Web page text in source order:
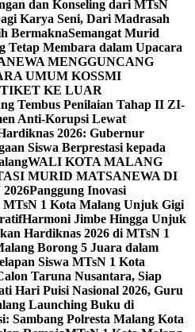
dan Konseling dari MTsN
Karya Seni, Dari Madrasah
BermaknaSemangat Murid
Tetap Membara dalam Upacara
MENGGUNCANG
UMUM KOSSMI
TIKET KE LUAR
Tembus Penilaian Tahap II ZI-
Anti-Korupsi Lewat
2026: Gubernur
Siswa Berprestasi kepada
WALI KOTA MALANG
MURID MATSANEWA DI
Panggung Inovasi
1 Kota Malang Unjuk Gigi
Harmoni Jimbe Hingga Unjuk
Hardiknas 2026 di MTsN 1
Borong 5 Juara dalam
Siswa MTsN 1 Kota
Taruna Nusantara, Siap
Hari Puisi Nasional 2026, Guru
Launching Buku di
Sambang Polresta Malang Kota